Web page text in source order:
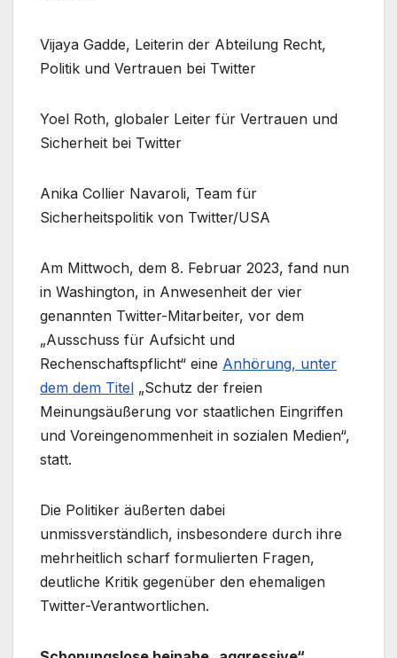
Vijaya Gadde, Leiterin der Abteilung Recht,
Politik und Vertrauen bei Twitter
Yoel Roth, globaler Leiter für Vertrauen und
Sicherheit bei Twitter
Anika Collier Navaroli, Team für
Sicherheitspolitik von Twitter/USA
Am Mittwoch, dem 8. Februar 2023, fand nun
in Washington, in Anwesenheit der vier
genannten Twitter-Mitarbeiter, vor dem
„Ausschuss für Aufsicht und
Rechenschaftspflicht“ eine Anhörung, unter
dem dem Titel „Schutz der freien
Meinungsäußerung vor staatlichen Eingriffen
und Voreingenommenheit in sozialen Medien“,
statt.
Die Politiker äußerten dabei
unmissverständlich, insbesondere durch ihre
mehrheitlich scharf formulierten Fragen,
deutliche Kritik gegenüber den ehemaligen
Twitter-Verantwortlichen.